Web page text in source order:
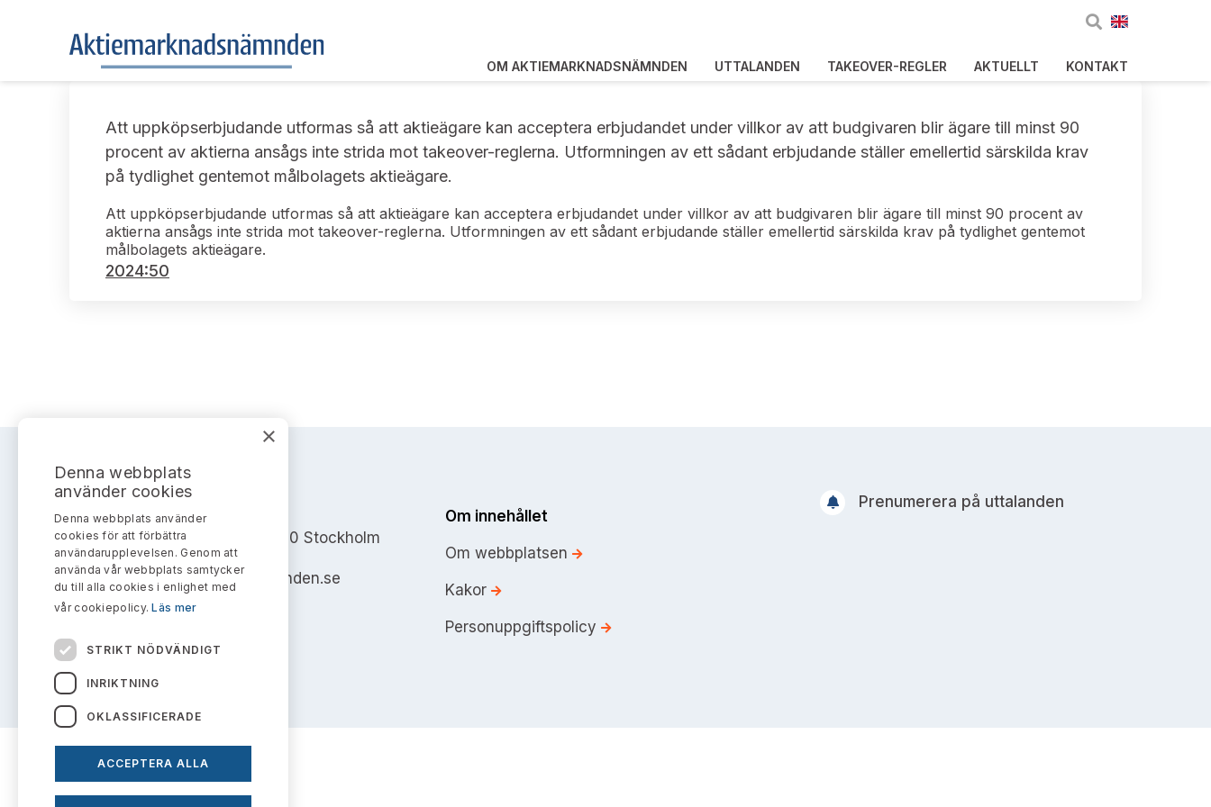
OM AKTIEMARKNADSNÄMNDEN UTTALANDEN TAKEOVER-REGLER AKTUELLT KONTAKT
Att uppköpserbjudande utformas så att aktieägare kan acceptera erbjudandet under villkor av att budgivaren blir ägare till minst 90
procent av aktierna ansågs inte strida mot takeover-reglerna. Utformningen av ett sådant erbjudande ställer emellertid särskilda krav
på tydlighet gentemot målbolagets aktieägare.
Att uppköpserbjudande utformas så att aktieägare kan acceptera erbjudandet under villkor av att budgivaren blir ägare till minst 90 procent av
aktierna ansågs inte strida mot takeover-reglerna. Utformningen av ett sådant erbjudande ställer emellertid särskilda krav på tydlighet gentemot
målbolagets aktieägare.
2024:50
AKTIEMARKNADSNÄMNDEN
Address: Box 7354, 103 90 Stockholm
info@aktiemarknadsnamnden.se
Om innehållet
Om webbplatsen
Kakor
Personuppgiftspolicy
Prenumerera på uttalanden
×
Denna webbplats
använder cookies
Denna webbplats använder
cookies för att förbättra
användarupplevelsen. Genom att
använda vår webbplats samtycker
du till alla cookies i enlighet med
vår cookiepolicy.Läs mer
STRIKT NÖDVÄNDIGT
INRIKTNING
OKLASSIFICERADE
ACCEPTERA ALLA